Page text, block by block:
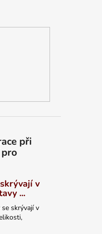
při
v
...
skrývají v